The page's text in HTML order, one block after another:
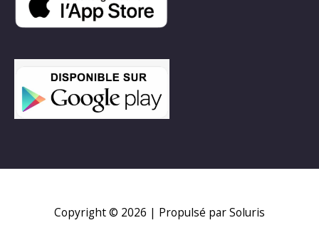
Copyright © 2026 | Propulsé par Soluris